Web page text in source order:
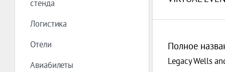
стенда
Логистика
Отели
Авиабилеты
Полное
Legacy Wells